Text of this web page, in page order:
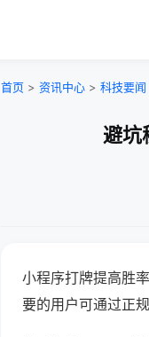
首页 > 资讯中心 > 科技要闻
避坑
小程序打牌提高胜
要的用户可通过正